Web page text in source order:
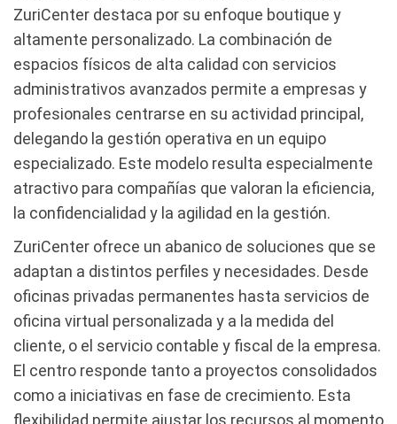
ZuriCenter destaca por su enfoque boutique y
altamente personalizado. La combinación de
espacios físicos de alta calidad con servicios
administrativos avanzados permite a empresas y
profesionales centrarse en su actividad principal,
delegando la gestión operativa en un equipo
especializado. Este modelo resulta especialmente
atractivo para compañías que valoran la eficiencia,
la confidencialidad y la agilidad en la gestión.
ZuriCenter ofrece un abanico de soluciones que se
adaptan a distintos perfiles y necesidades. Desde
oficinas privadas permanentes hasta servicios de
oficina virtual personalizada y a la medida del
cliente, o el servicio contable y fiscal de la empresa.
El centro responde tanto a proyectos consolidados
como a iniciativas en fase de crecimiento. Esta
flexibilidad permite ajustar los recursos al momento